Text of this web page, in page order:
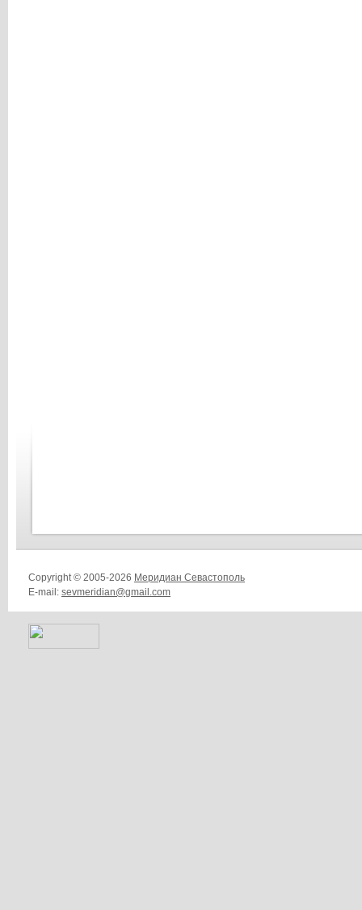
Copyright © 2005-2026 Меридиан Севастополь
E-mail: sevmeridian@gmail.com